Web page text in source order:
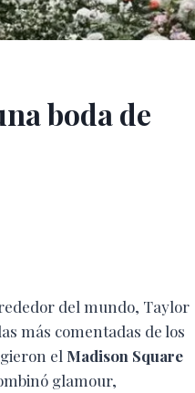
boda de
del mundo, Taylor
más comentadas de los
el Madison Square
glamour,